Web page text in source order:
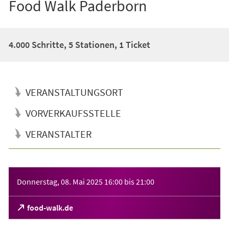
Food Walk Paderborn
4.000 Schritte, 5 Stationen, 1 Ticket
VERANSTALTUNGSORT
VORVERKAUFSSTELLE
VERANSTALTER
Donnerstag, 08. Mai 2025 16:00 bis21:00
food-walk.de
(Öffnet
in